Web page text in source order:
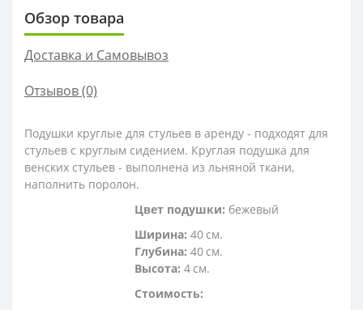
Обзор товара
Доставка и Самовывоз
Отзывов (0)
Подушки круглые для стульев в аренду - подходят для
стульев с круглым сидением. Круглая подушка для
венских стульев - выполнена из льняной ткани,
наполнить поролон.
Цвет подушки: бежевый
Ширина: 40 см.
Глубина: 40 см.
Высота: 4 см.
Стоимость: